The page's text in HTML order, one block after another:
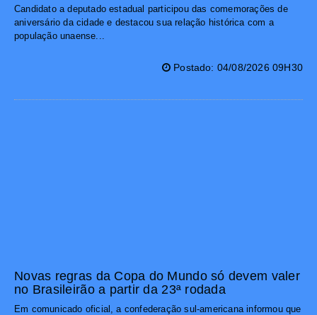
Candidato a deputado estadual participou das comemorações de
aniversário da cidade e destacou sua relação histórica com a
população unaense...
Postado: 04/08/2026 09H30
Novas regras da Copa do Mundo só devem valer
no Brasileirão a partir da 23ª rodada
Em comunicado oficial, a confederação sul-americana informou que